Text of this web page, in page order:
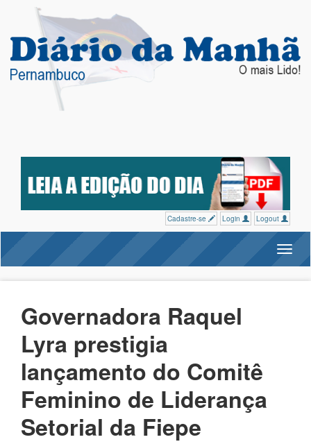
Cadastre-se Login Logout
Governadora Raquel
Lyra prestigia
lançamento do Comitê
Feminino de Liderança
Setorial da Fiepe